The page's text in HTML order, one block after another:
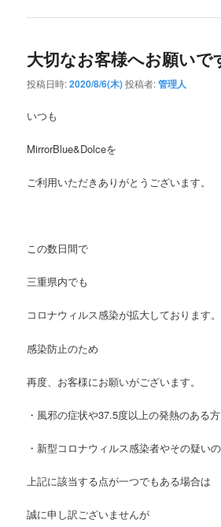
大切なお客様へお願いで
投稿日時:2020/8/6(木)投稿者:管理人
いつも
MirrorBlue&Dolceを
ご利用いただきありがとうございます。
この数日間で
三重県内でも
コロナウィルス感染が拡大しております。
感染防止のため
再度、お客様にお願いがございます。
・風邪の症状や37.5度以上の発熱のある方
・新型コロナウィルス感染者やその疑い
上記に該当する点が一つでもある場合は
誠に申し訳ございませんが